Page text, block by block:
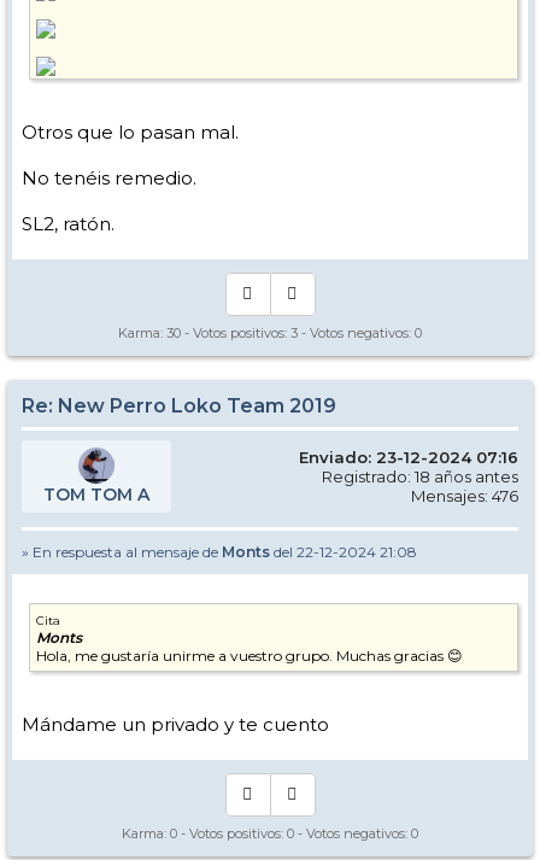
Otros que lo pasan mal.
No tenéis remedio.
SL2, ratón.
Karma: 30 - Votos positivos: 3 - Votos negativos: 0
Re: New Perro Loko Team 2019
TOM TOM A
Enviado: 23-12-2024 07:16
Registrado: 18 años antes
Mensajes: 476
» En respuesta al mensaje de Monts del 22-12-2024 21:08
Cita
Monts
Hola, me gustaría unirme a vuestro grupo. Muchas gracias 😊
Mándame un privado y te cuento
Karma: 0 - Votos positivos: 0 - Votos negativos: 0